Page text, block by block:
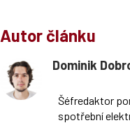
Autor článku
Dominik
Šéfredaktor
spotřební